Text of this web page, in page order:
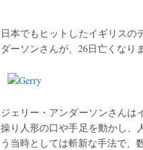
日本でもヒットしたイギリス
ダーソンさんが、26日亡くなり
ジェリー・アンダーソンさんは
操り人形の口や手足を動かし、
う当時としては斬新な手法で、